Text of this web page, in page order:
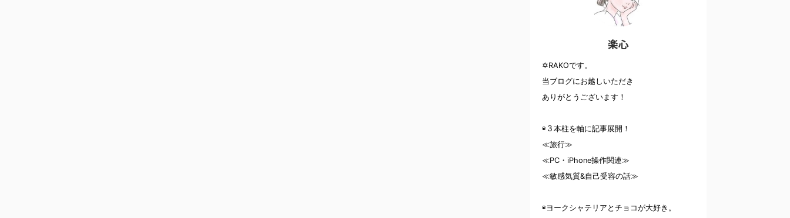
楽心
✡RAKOです。
当ブログにお越しいただき
ありがとうございます！
◉３本柱を軸に記事展開！
≪旅行≫
≪PC・iPhone操作関連≫
≪敏感気質&自己受容の話≫
◉ヨークシャテリアとチョコが大好き。